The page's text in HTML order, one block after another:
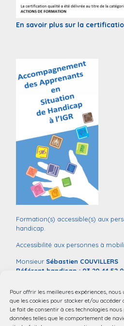
Pour offrir les meilleures expériences,
que les cookies pour stocker et/ou
Le fait de consentir à ces technologies
données telles que le comportement de
En savoir plus sur la
Formation(s) accessible(s) aux
handicap.
Accessibilité aux personnes à
Monsieur Sébastien COUVILLERS
Référent handicap : 03 20 44 52
Vous souhaitez déclarer une
contexte de votre entrée en
formulaire